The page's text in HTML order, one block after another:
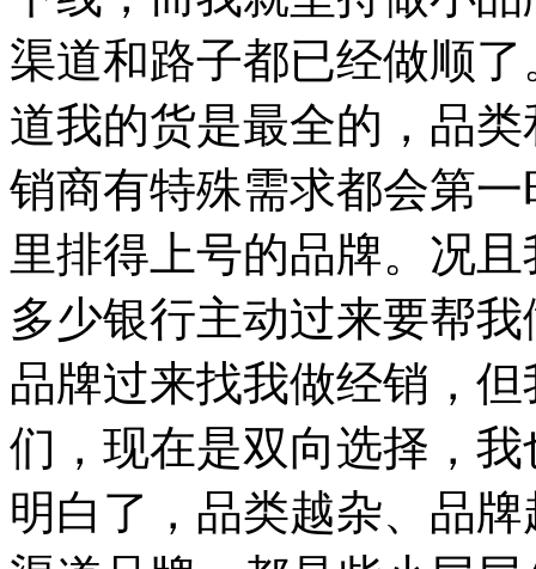
渠道和路子都已经做顺
道我的货是最全的，品
销商有特殊需求都会第
里排得上号的品牌。况
多少银行主动过来要帮
品牌过来找我做经销，
们，现在是双向选择，
明白了，品类越杂、品